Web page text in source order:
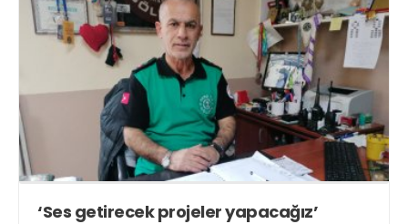
‘Ses getirecek projeler yapacağız’